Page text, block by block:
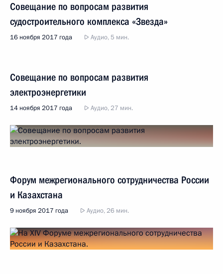
Совещание по вопросам развития
судостроительного комплекса «Звезда»
16 ноября 2017 года Аудио, 5 мин.
Совещание по вопросам развития
электроэнергетики
14 ноября 2017 года Аудио, 27 мин.
Форум межрегионального сотрудничества России
и Казахстана
9 ноября 2017 года Аудио, 26 мин.